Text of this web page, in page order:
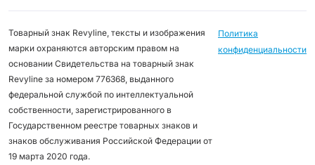
Товарный знак Revyline, тексты и изображения
марки охраняются авторским правом на
основании Свидетельства на товарный знак
Revyline за номером 776368, выданного
федеральной службой по интеллектуальной
собственности, зарегистрированного в
Государственном реестре товарных знаков и
знаков обслуживания Российской Федерации от
19 марта 2020 года.
Политика
конфиденциальности